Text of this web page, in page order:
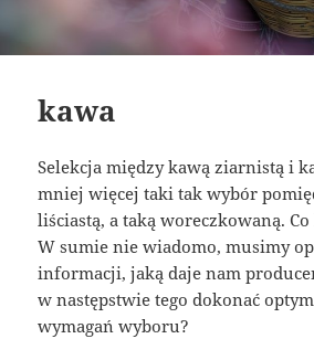
kawa
Selekcja między kawą ziarnistą i
mniej więcej taki tak wybór
liściastą, a taką woreczkowaną.
W sumie nie wiadomo, musimy
informacji, jaką daje nam
w następstwie tego dokonać
wymagań wyboru?